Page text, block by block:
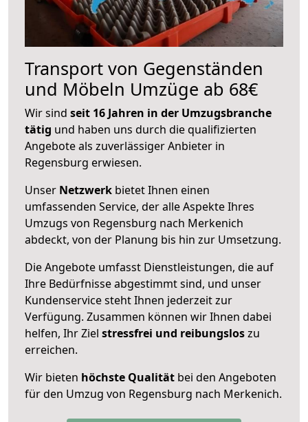
Transport von Gegenständen
und Möbeln Umzüge ab 68€
Wir sind seit 16 Jahren in der Umzugsbranche
tätig und haben uns durch die qualifizierten
Angebote als zuverlässiger Anbieter in
Regensburg erwiesen.
Unser Netzwerk bietet Ihnen einen
umfassenden Service, der alle Aspekte Ihres
Umzugs von Regensburg nach Merkenich
abdeckt, von der Planung bis hin zur Umsetzung.
Die Angebote umfasst Dienstleistungen, die auf
Ihre Bedürfnisse abgestimmt sind, und unser
Kundenservice steht Ihnen jederzeit zur
Verfügung. Zusammen können wir Ihnen dabei
helfen, Ihr Ziel stressfrei und reibungsloszu
erreichen.
Wir bieten höchste Qualität bei den Angeboten
für den Umzug von Regensburg nach Merkenich.